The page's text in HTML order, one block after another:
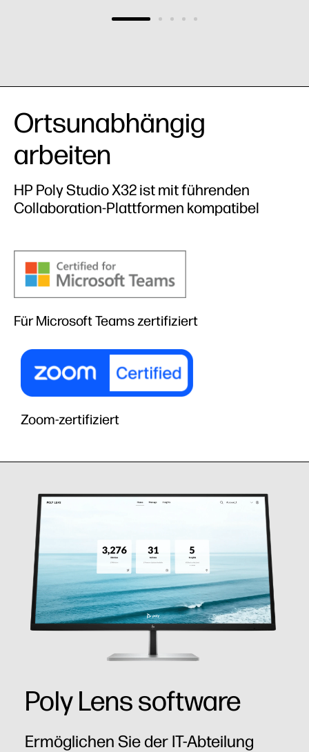
Ortsunabhängig
arbeiten
HP Poly Studio X32 ist mit führenden
Collaboration-Plattformen kompatibel
Für Microsoft Teams zertifiziert
Zoom-zertifiziert
Poly Lens software
Ermöglichen Sie der IT-Abteilung